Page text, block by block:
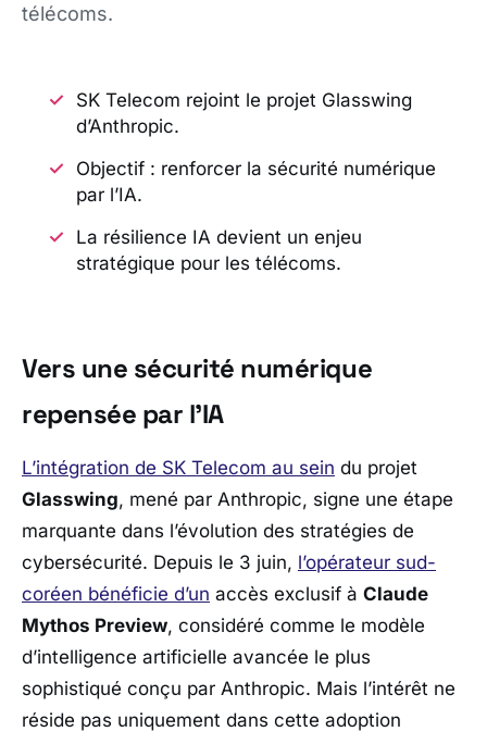
télécoms.
SK Telecom rejoint le projet Glasswing
d’Anthropic.
Objectif : renforcer la sécurité numérique
par l’IA.
La résilience IA devient un enjeu
stratégique pour les télécoms.
Vers une sécurité numérique
repensée par l’IA
L’intégration de SK Telecom au sein du projet
Glasswing, mené par Anthropic, signe une étape
marquante dans l’évolution des stratégies de
cybersécurité. Depuis le 3 juin, l’opérateur sud-
coréen bénéficie d’un accès exclusif à Claude
Mythos Preview, considéré comme le modèle
d’intelligence artificielle avancée le plus
sophistiqué conçu par Anthropic. Mais l’intérêt ne
réside pas uniquement dans cette adoption